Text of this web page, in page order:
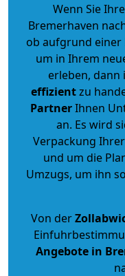
Wenn Sie
Bremerhaven
ob aufgrund
um in Ihrem
erleben, dann
effizientzu
PartnerIhnen
an. Es wird
Verpackung
und um die
Umzugs, um ihn
Von der
Angebote in